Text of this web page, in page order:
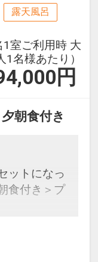
露天風呂
1室ご利用時 大
1名様あたり）
円
朝食付き
ットになっ
食付き＞プ
ケージだか
ん周遊旅行